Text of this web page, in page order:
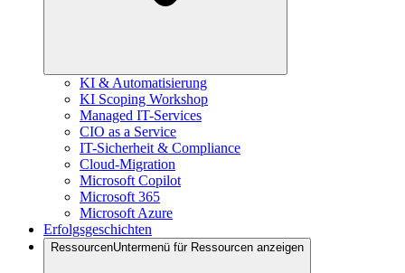
KI & Automatisierung
KI Scoping Workshop
Managed IT-Services
CIO as a Service
IT-Sicherheit & Compliance
Cloud-Migration
Microsoft Copilot
Microsoft 365
Microsoft Azure
Erfolgsgeschichten
RessourcenUntermenü für Ressourcen anzeigen